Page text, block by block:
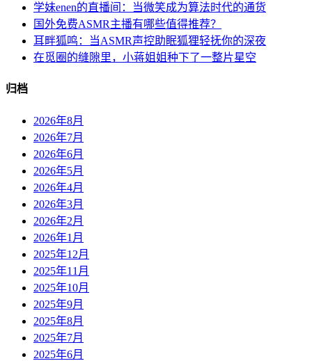
学妹enen的直播间：当微笑成为算法时代的通货
国外免费ASMR主播有哪些值得推荐？
耳畔狐鸣：当ASMR声控助眠狐狸轻抚你的深夜
在觅圈的缝隙里，小蒋姐姐种下了一整片星空
归档
2026年8月
2026年7月
2026年6月
2026年5月
2026年4月
2026年3月
2026年2月
2026年1月
2025年12月
2025年11月
2025年10月
2025年9月
2025年8月
2025年7月
2025年6月